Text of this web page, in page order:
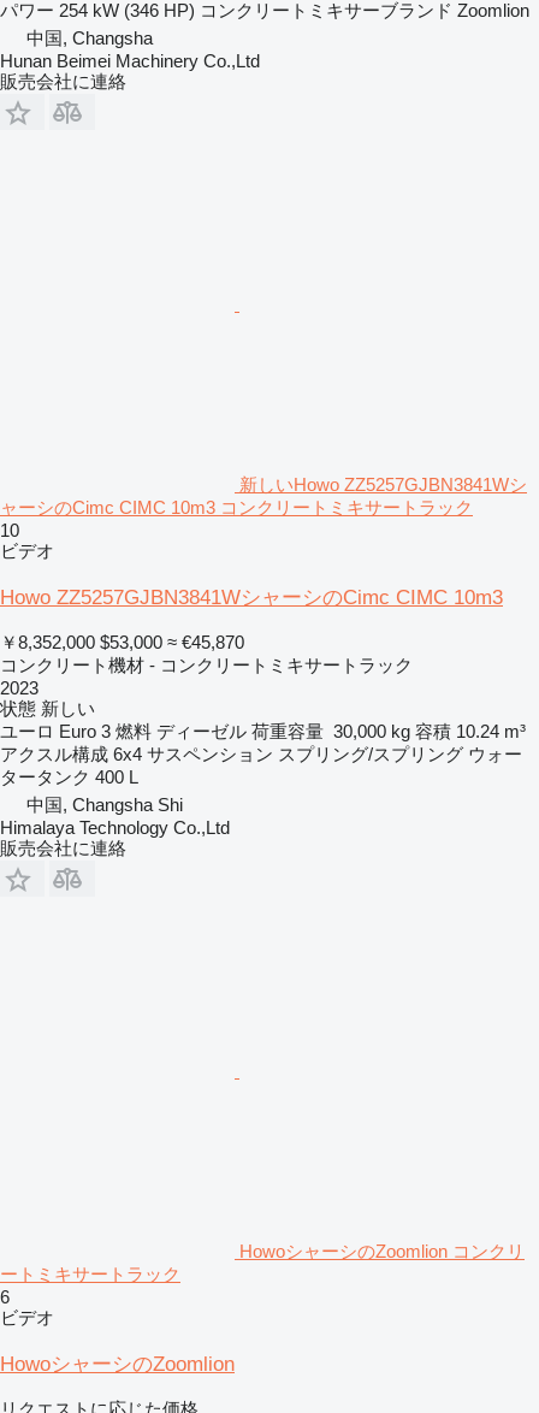
パワー 254 kW (346 HP) コンクリートミキサーブランド Zoomlion
中国, Changsha
Hunan Beimei Machinery Co.,Ltd
販売会社に連絡
新しいHowo ZZ5257GJBN3841Wシ
ャーシのCimc CIMC 10m3 コンクリートミキサートラック
10
ビデオ
Howo ZZ5257GJBN3841WシャーシのCimc CIMC 10m3
￥8,352,000 $53,000 ≈ €45,870
コンクリート機材 - コンクリートミキサートラック
2023
状態 新しい
ユーロ Euro 3 燃料 ディーゼル 荷重容量 30,000 kg 容積 10.24 m³
アクスル構成 6x4 サスペンション スプリング/スプリング ウォー
タータンク 400 L
中国, Changsha Shi
Himalaya Technology Co.,Ltd
販売会社に連絡
HowoシャーシのZoomlion コンクリ
ートミキサートラック
6
ビデオ
HowoシャーシのZoomlion
リクエストに応じた価格